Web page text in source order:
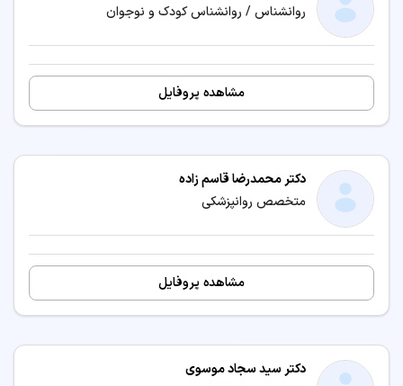
روانشناس / روانشناس کودک و نوجوان
مشاهده پروفایل
دکتر محمدرضا قاسم زاده
متخصص روانپزشکی
مشاهده پروفایل
دکتر سید سجاد موسوی